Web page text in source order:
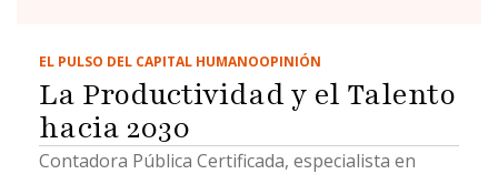
EL PULSO DEL CAPITAL HUMANOOPINIÓN
La Productividad y el Talento
hacia 2030
Contadora Pública Certificada, especialista en